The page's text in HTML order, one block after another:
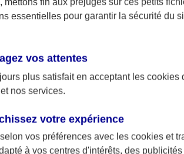
essentielles pour garantir la sécurité du
vos attentes
plus satisfait en acceptant les cookies
nos services.
votre expérience
vos préférences avec les cookies et
à vos centres d'intérêts, des